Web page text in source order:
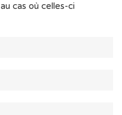
au cas où celles-ci